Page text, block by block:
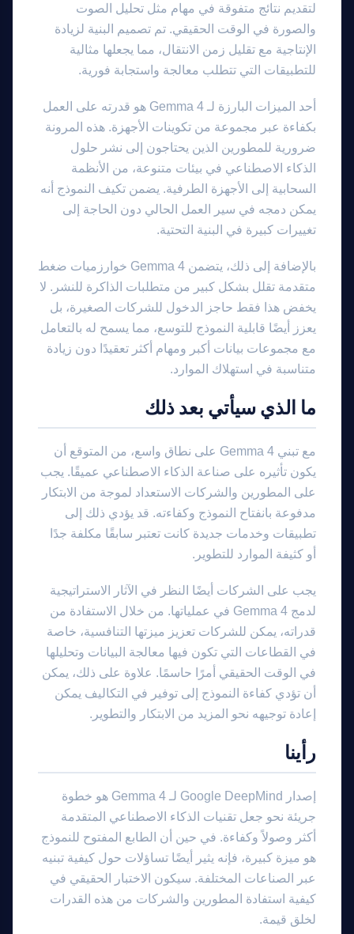
لتقديم نتائج متفوقة في مهام مثل تحليل الصوت
والصورة في الوقت الحقيقي. تم تصميم البنية لزيادة
الإنتاجية مع تقليل زمن الانتقال، مما يجعلها مثالية
للتطبيقات التي تتطلب معالجة واستجابة فورية.
أحد الميزات البارزة لـ Gemma 4 هو قدرته على العمل
بكفاءة عبر مجموعة من تكوينات الأجهزة. هذه المرونة
ضرورية للمطورين الذين يحتاجون إلى نشر حلول
الذكاء الاصطناعي في بيئات متنوعة، من الأنظمة
السحابية إلى الأجهزة الطرفية. يضمن تكيف النموذج أنه
يمكن دمجه في سير العمل الحالي دون الحاجة إلى
تغييرات كبيرة في البنية التحتية.
بالإضافة إلى ذلك، يتضمن Gemma 4 خوارزميات ضغط
متقدمة تقلل بشكل كبير من متطلبات الذاكرة للنشر. لا
يخفض هذا فقط حاجز الدخول للشركات الصغيرة، بل
يعزز أيضًا قابلية النموذج للتوسع، مما يسمح له بالتعامل
مع مجموعات بيانات أكبر ومهام أكثر تعقيدًا دون زيادة
متناسبة في استهلاك الموارد.
ما الذي سيأتي بعد ذلك
مع تبني Gemma 4 على نطاق واسع، من المتوقع أن
يكون تأثيره على صناعة الذكاء الاصطناعي عميقًا. يجب
على المطورين والشركات الاستعداد لموجة من الابتكار
مدفوعة بانفتاح النموذج وكفاءته. قد يؤدي ذلك إلى
تطبيقات وخدمات جديدة كانت تعتبر سابقًا مكلفة جدًا
أو كثيفة الموارد للتطوير.
يجب على الشركات أيضًا النظر في الآثار الاستراتيجية
لدمج Gemma 4 في عملياتها. من خلال الاستفادة من
قدراته، يمكن للشركات تعزيز ميزتها التنافسية، خاصة
في القطاعات التي تكون فيها معالجة البيانات وتحليلها
في الوقت الحقيقي أمرًا حاسمًا. علاوة على ذلك، يمكن
أن تؤدي كفاءة النموذج إلى توفير في التكاليف يمكن
إعادة توجيهه نحو المزيد من الابتكار والتطوير.
رأينا
إصدار Google DeepMind لـ Gemma 4 هو خطوة
جريئة نحو جعل تقنيات الذكاء الاصطناعي المتقدمة
أكثر وصولاً وكفاءة. في حين أن الطابع المفتوح للنموذج
هو ميزة كبيرة، فإنه يثير أيضًا تساؤلات حول كيفية تبنيه
عبر الصناعات المختلفة. سيكون الاختبار الحقيقي في
كيفية استفادة المطورين والشركات من هذه القدرات
لخلق قيمة.
مرشد بوابة الذكاء الاصطناعي
نشط للخدمة